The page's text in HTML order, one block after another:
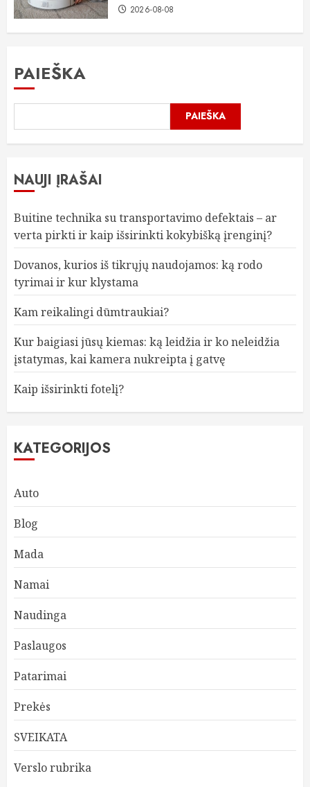
2026-08-08
PAIEŠKA
PAIEŠKA
NAUJI ĮRAŠAI
Buitine technika su transportavimo defektais – ar
verta pirkti ir kaip išsirinkti kokybišką įrenginį?
Dovanos, kurios iš tikrųjų naudojamos: ką rodo
tyrimai ir kur klystama
Kam reikalingi dūmtraukiai?
Kur baigiasi jūsų kiemas: ką leidžia ir ko neleidžia
įstatymas, kai kamera nukreipta į gatvę
Kaip išsirinkti fotelį?
KATEGORIJOS
Auto
Blog
Mada
Namai
Naudinga
Paslaugos
Patarimai
Prekės
SVEIKATA
Verslo rubrika